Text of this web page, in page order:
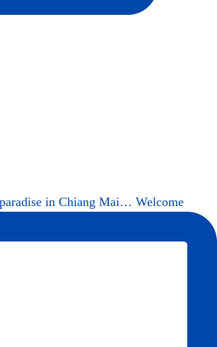
in Chiang Mai… Welcome